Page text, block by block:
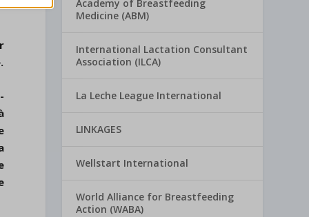
Academy of Breastfeeding
Medicine (ABM)
International Lactation Consultant
Association (ILCA)
La Leche League International
LINKAGES
Wellstart International
World Alliance for Breastfeeding
Action (WABA)